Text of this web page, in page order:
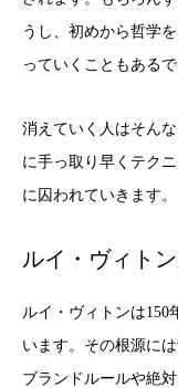
うし、初めから哲学
っていくこともあるで
消えていく人はそん
に手っ取り早くテク
に囚われていきます。
ルイ・ヴィト
ルイ・ヴィトンは150
います。その根源に
ブランドルールや絶